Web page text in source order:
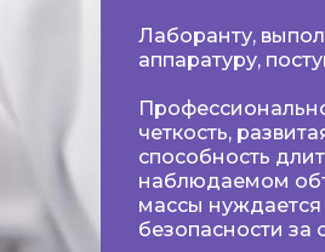
Лаборанту,
аппаратуру,
четкость,
способность
наблюдаемом
массы нуждается
безопасности за